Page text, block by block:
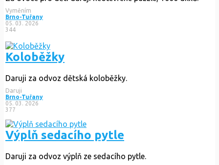
Vyměním
Brno-Tuřany
05. 03. 2026
344
Koloběžky
Daruji za odvoz dětská koloběžky.
Daruji
Brno-Tuřany
05. 03. 2026
377
Výplň sedacího pytle
Daruji za odvoz výplň ze sedacího pytle.